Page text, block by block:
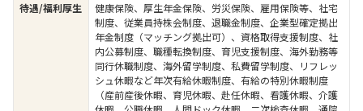
待遇/福利厚生
健康保険、厚生年金保険、労災保険、雇用保険等、社宅
制度、従業員持株会制度、退職金制度、企業型確定拠出
年金制度（マッチング拠出可）、資格取得支援制度、社
内公募制度、職種転換制度、育児支援制度、海外勤務等
同行休職制度、海外留学制度、私費留学制度、リフレッ
シュ休暇など年次有給休暇制度、有給の特別休暇制度
（産前産後休暇、育児休暇、赴任休暇、看護休暇、介護